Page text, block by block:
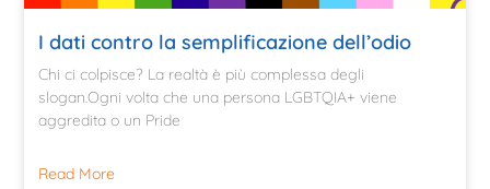
I dati contro la semplificazione dell’odio
Chi ci colpisce? La realtà è più complessa degli
slogan.Ogni volta che una persona LGBTQIA+ viene
aggredita o un Pride
Read More